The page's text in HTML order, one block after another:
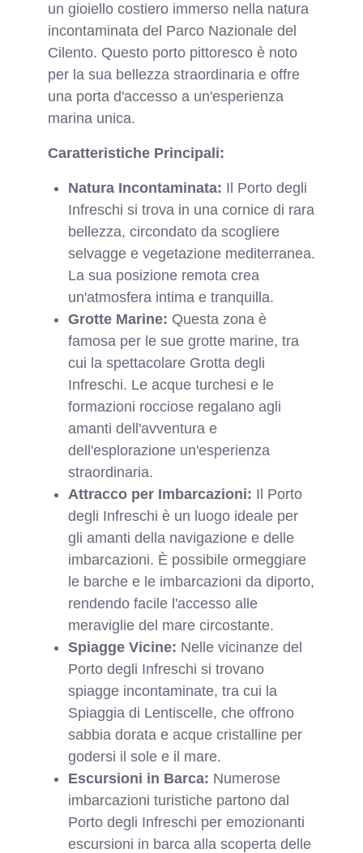
un gioiello costiero immerso nella natura
incontaminata del Parco Nazionale del
Cilento. Questo porto pittoresco è noto
per la sua bellezza straordinaria e offre
una porta d'accesso a un'esperienza
marina unica.
Caratteristiche Principali:
Natura Incontaminata: Il Porto degli
Infreschi si trova in una cornice di rara
bellezza, circondato da scogliere
selvagge e vegetazione mediterranea.
La sua posizione remota crea
un'atmosfera intima e tranquilla.
Grotte Marine: Questa zona è
famosa per le sue grotte marine, tra
cui la spettacolare Grotta degli
Infreschi. Le acque turchesi e le
formazioni rocciose regalano agli
amanti dell'avventura e
dell'esplorazione un'esperienza
straordinaria.
Attracco per Imbarcazioni: Il Porto
degli Infreschi è un luogo ideale per
gli amanti della navigazione e delle
imbarcazioni. È possibile ormeggiare
le barche e le imbarcazioni da diporto,
rendendo facile l'accesso alle
meraviglie del mare circostante.
Spiagge Vicine: Nelle vicinanze del
Porto degli Infreschi si trovano
spiagge incontaminate, tra cui la
Spiaggia di Lentiscelle, che offrono
sabbia dorata e acque cristalline per
godersi il sole e il mare.
Escursioni in Barca: Numerose
imbarcazioni turistiche partono dal
Porto degli Infreschi per emozionanti
escursioni in barca alla scoperta delle